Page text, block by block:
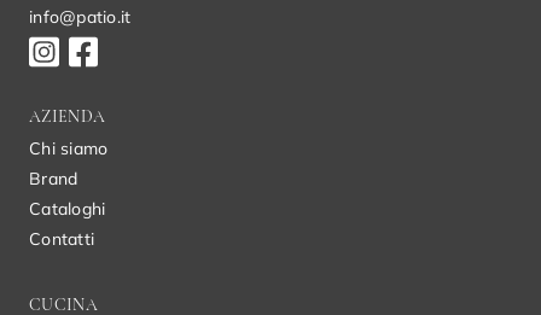
info@patio.it
AZIENDA
Chi siamo
Brand
Cataloghi
Contatti
CUCINA